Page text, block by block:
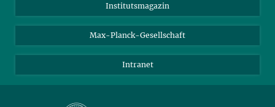
Schulen
Studierende
Facebook
YouTube
Institutsmagazin
Max-Planck-Gesellschaft
Intranet